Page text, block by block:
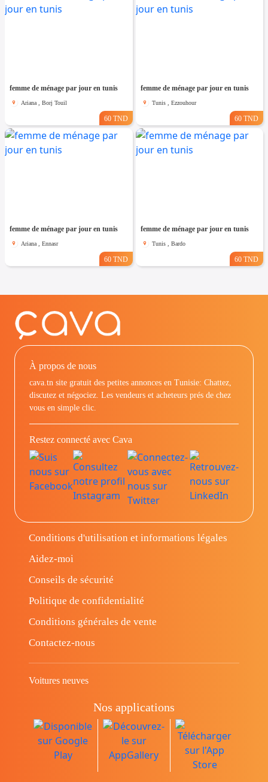
femme de ménage par jour en tunis
Ariana , Borj Touil
60 TND
femme de ménage par jour en tunis
Tunis , Ezzouhour
60 TND
femme de ménage par jour en tunis
Ariana , Ennasr
60 TND
femme de ménage par jour en tunis
Tunis , Bardo
60 TND
À propos de nous
cava.tn site gratuit des petites annonces en Tunisie: Chattez,
discutez et négociez. Les vendeurs et acheteurs prés de chez
vous en simple clic.
Restez connecté avec Cava
Conditions d'utilisation et informations légales
Aidez-moi
Conseils de sécurité
Politique de confidentialité
Conditions générales de vente
Contactez-nous
Voitures neuves
Nos applications